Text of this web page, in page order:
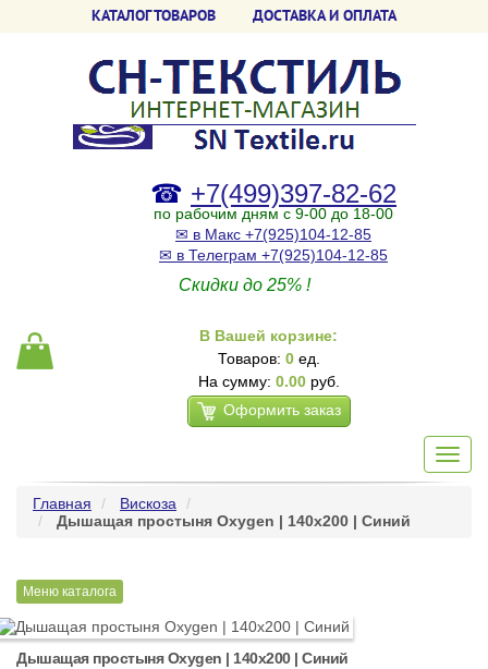
КАТАЛОГ ТОВАРОВ ДОСТАВКА И ОПЛАТА
☎ +7(499)397-82-62
по рабочим дням с 9-00 до 18-00
✉ в Макс +7(925)104-12-85
✉ в Телеграм +7(925)104-12-85
Скидки до 25% !
В Вашей корзине:
Товаров: 0ед.
На сумму: 0.00руб.
Оформить заказ
Главная
Вискоза
Дышащая простыня Oxygen | 140х200 | Синий
Меню каталога
Дышащая простыня Oxygen | 140х200 | Синий